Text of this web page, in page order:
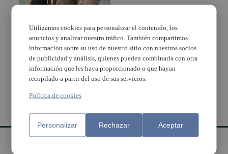
Eva Hurtado i Emma
Ruiz falleres majors de
Sedaví 2024
Utilizamos cookies para personalizar el contenido, los
anuncios y analizar nuestro tráfico. También compartimos
información sobre su uso de nuestro sitio con nuestros socios
de publicidad y análisis, quienes pueden combinarla con otra
información que les haya proporcionado o que hayan
recopilado a partir del uso de sus servicios.
Política de cookies
Personalizar Rechazar Aceptar